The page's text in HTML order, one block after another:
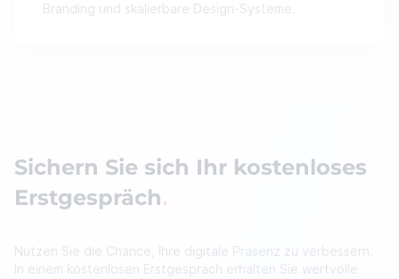
Branding und skalierbare Design-Systeme.
Sichern Sie sich Ihr kostenloses
Erstgespräch
Nutzen Sie die Chance, Ihre digitale Präsenz zu verbessern.
In einem kostenlosen Erstgespräch erhalten Sie wertvolle